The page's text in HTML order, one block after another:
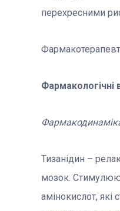
перехресними
Фармакологічні
Тизанідин –
мозок.
амінокислот,